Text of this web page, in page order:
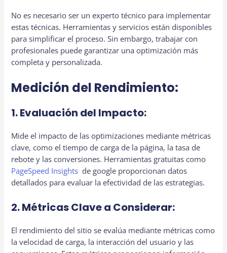
No es necesario ser un experto técnico para implementar
estas técnicas. Herramientas y servicios están disponibles
para simplificar el proceso. Sin embargo, trabajar con
profesionales puede garantizar una optimización más
completa y personalizada.
Medición del Rendimiento:
1. Evaluación del Impacto:
Mide el impacto de las optimizaciones mediante métricas
clave, como el tiempo de carga de la página, la tasa de
rebote y las conversiones. Herramientas gratuitas como
PageSpeed Insights de google proporcionan datos
detallados para evaluar la efectividad de las estrategias.
2. Métricas Clave a Considerar:
El rendimiento del sitio se evalúa mediante métricas como
la velocidad de carga, la interacción del usuario y las